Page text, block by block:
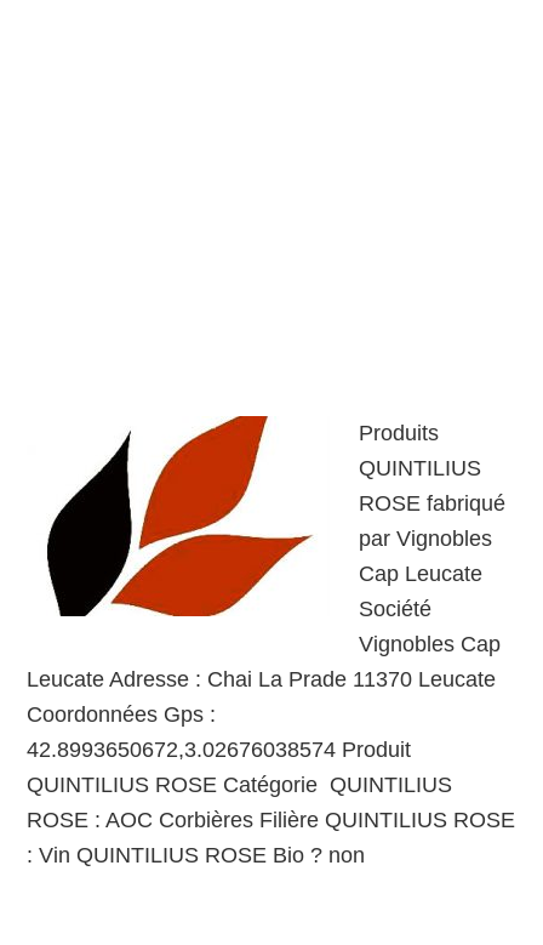
Produits
QUINTILIUS
ROSE fabriqué
par Vignobles
Cap Leucate
Société
Vignobles Cap
Leucate Adresse : Chai La Prade 11370 Leucate
Coordonnées Gps :
42.8993650672,3.02676038574 Produit
QUINTILIUS ROSE Catégorie QUINTILIUS
ROSE : AOC Corbières Filière QUINTILIUS ROSE
: Vin QUINTILIUS ROSE Bio ? non